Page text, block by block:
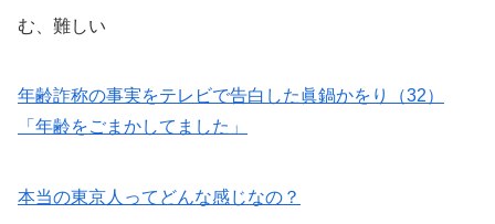
む、難しい
年齢詐称の事実をテレビで告白した眞鍋かをり（32）
「年齢をごまかしてました」
本当の東京人ってどんな感じなの？